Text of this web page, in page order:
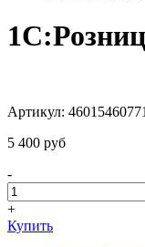
Артикул:
5 400 pуб
-
+
Купить